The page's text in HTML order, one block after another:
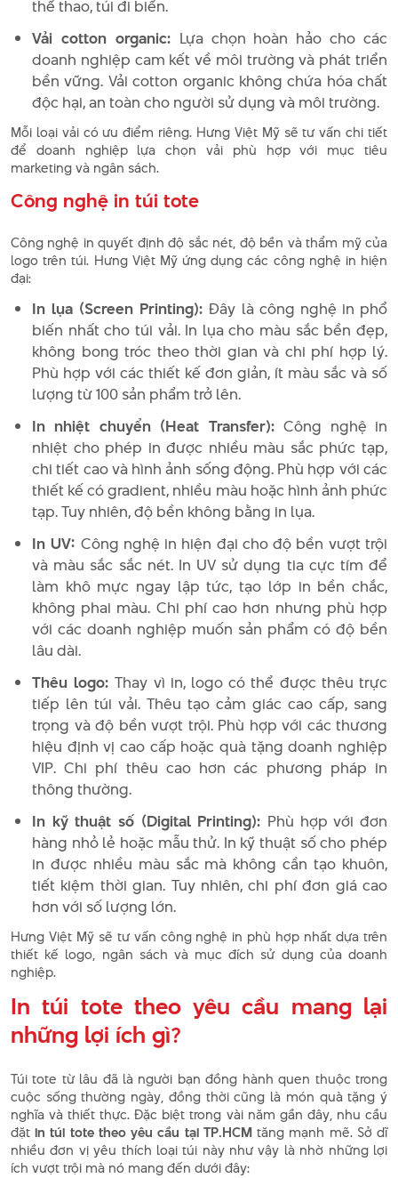
thể thao, túi đi biển.
Vải cotton organic: Lựa chọn hoàn hảo cho các
doanh nghiệp cam kết về môi trường và phát triển
bền vững. Vải cotton organic không chứa hóa chất
độc hại, an toàn cho người sử dụng và môi trường.
Mỗi loại vải có ưu điểm riêng. Hưng Việt Mỹ sẽ tư vấn chi tiết
để doanh nghiệp lựa chọn vải phù hợp với mục tiêu
marketing và ngân sách.
Công nghệ in túi tote
Công nghệ in quyết định độ sắc nét, độ bền và thẩm mỹ của
logo trên túi. Hưng Việt Mỹ ứng dụng các công nghệ in hiện
đại:
In lụa (Screen Printing):Đây là công nghệ in phổ
biến nhất cho túi vải. In lụa cho màu sắc bền đẹp,
không bong tróc theo thời gian và chi phí hợp lý.
Phù hợp với các thiết kế đơn giản, ít màu sắc và số
lượng từ 100 sản phẩm trở lên.
In nhiệt chuyển (Heat Transfer):Công nghệ in
nhiệt cho phép in được nhiều màu sắc phức tạp,
chi tiết cao và hình ảnh sống động. Phù hợp với các
thiết kế có gradient, nhiều màu hoặc hình ảnh phức
tạp. Tuy nhiên, độ bền không bằng in lụa.
In UV: Công nghệ in hiện đại cho độ bền vượt trội
và màu sắc sắc nét. In UV sử dụng tia cực tím để
làm khô mực ngay lập tức, tạo lớp in bền chắc,
không phai màu. Chi phí cao hơn nhưng phù hợp
với các doanh nghiệp muốn sản phẩm có độ bền
lâu dài.
Thêu logo:Thay vì in, logo có thể được thêu trực
tiếp lên túi vải. Thêu tạo cảm giác cao cấp, sang
trọng và độ bền vượt trội. Phù hợp với các thương
hiệu định vị cao cấp hoặc quà tặng doanh nghiệp
VIP. Chi phí thêu cao hơn các phương pháp in
thông thường.
In kỹ thuật số (Digital Printing): Phù hợp với đơn
hàng nhỏ lẻ hoặc mẫu thử. In kỹ thuật số cho phép
in được nhiều màu sắc mà không cần tạo khuôn,
tiết kiệm thời gian. Tuy nhiên, chi phí đơn giá cao
hơn với số lượng lớn.
Hưng Việt Mỹ sẽ tư vấn công nghệ in phù hợp nhất dựa trên
thiết kế logo, ngân sách và mục đích sử dụng của doanh
nghiệp.
In túi tote theo yêu cầu mang lại
những lợi ích gì?
Túi tote từ lâu đã là người bạn đồng hành quen thuộc trong
cuộc sống thường ngày, đồng thời cũng là món quà tặng ý
nghĩa và thiết thực. Đặc biệt trong vài năm gần đây, nhu cầu
đặtin túi tote theo yêu cầu tại TP.HCMtăng mạnh mẽ. Sở dĩ
nhiều đơn vị yêu thích loại túi này như vậy là nhờ những lợi
ích vượt trội mà nó mang đến dưới đây: